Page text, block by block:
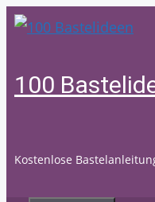
Zum
100
Kostenlose